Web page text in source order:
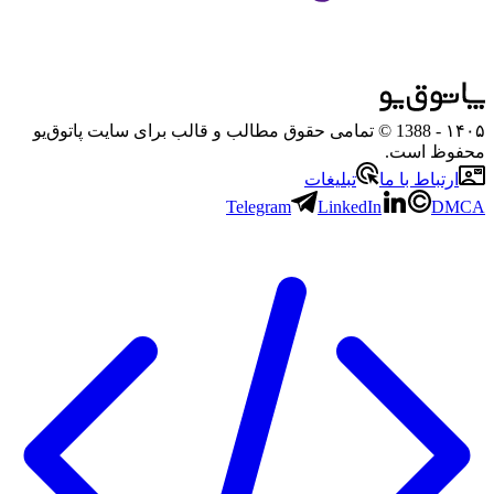
۱۴۰۵
- 1388 © تمامی حقوق مطالب و قالب برای سایت پاتوق‌یو
محفوظ است.
ارتباط با ما
تبلیغات
Telegram
LinkedIn DMCA